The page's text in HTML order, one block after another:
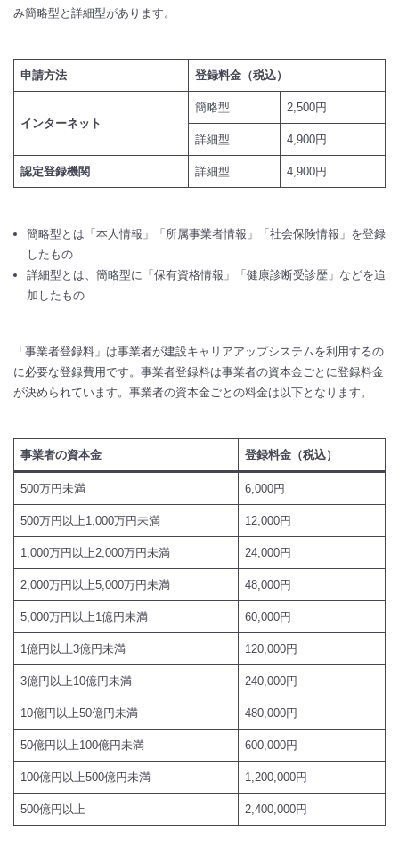
み簡略型と詳細型があります。
申請方法 登録料金（税込）
インターネット
簡略型 2,500円
詳細型 4,900円
認定登録機関 詳細型 4,900円
簡略型とは「本人情報」「所属事業者情報」「社会保険情報」を登録
したもの
詳細型とは、簡略型に「保有資格情報」「健康診断受診歴」などを追
加したもの
「事業者登録料」は事業者が建設キャリアアップシステムを利用するの
に必要な登録費用です。事業者登録料は事業者の資本金ごとに登録料金
が決められています。事業者の資本金ごとの料金は以下となります。
事業者の資本金 登録料金（税込）
500万円未満 6,000円
500万円以上1,000万円未満 12,000円
1,000万円以上2,000万円未満 24,000円
2,000万円以上5,000万円未満 48,000円
5,000万円以上1億円未満 60,000円
1億円以上3億円未満 120,000円
3億円以上10億円未満 240,000円
10億円以上50億円未満 480,000円
50億円以上100億円未満 600,000円
100億円以上500億円未満 1,200,000円
500億円以上 2,400,000円